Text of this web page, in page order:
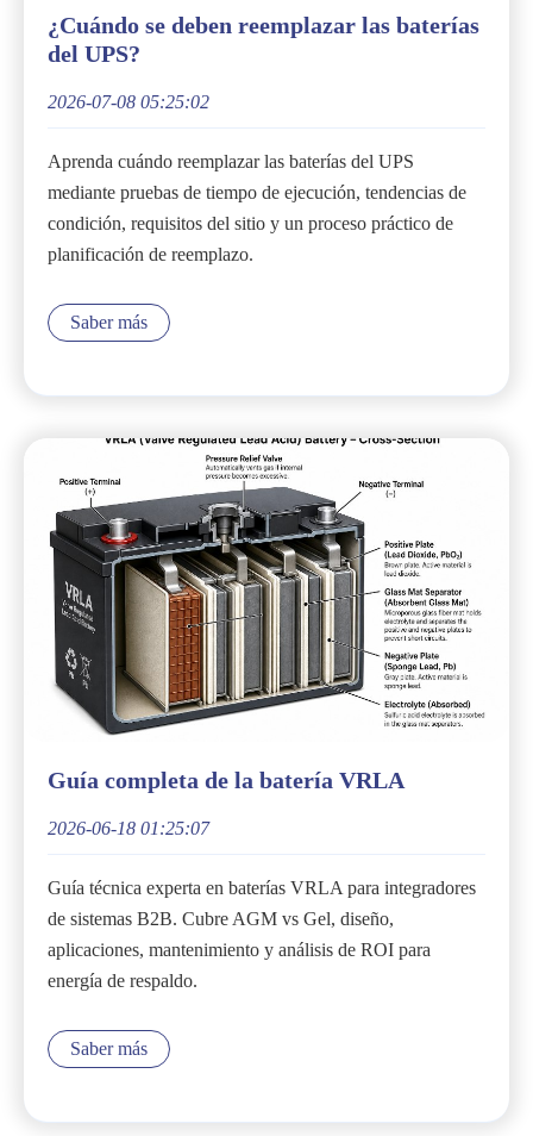
¿Cuándo se deben reemplazar las baterías
del UPS?
2026-07-08 05:25:02
Aprenda cuándo reemplazar las baterías del UPS
mediante pruebas de tiempo de ejecución, tendencias de
condición, requisitos del sitio y un proceso práctico de
planificación de reemplazo.
Saber más
Guía completa de la batería VRLA
2026-06-18 01:25:07
Guía técnica experta en baterías VRLA para integradores
de sistemas B2B. Cubre AGM vs Gel, diseño,
aplicaciones, mantenimiento y análisis de ROI para
energía de respaldo.
Saber más